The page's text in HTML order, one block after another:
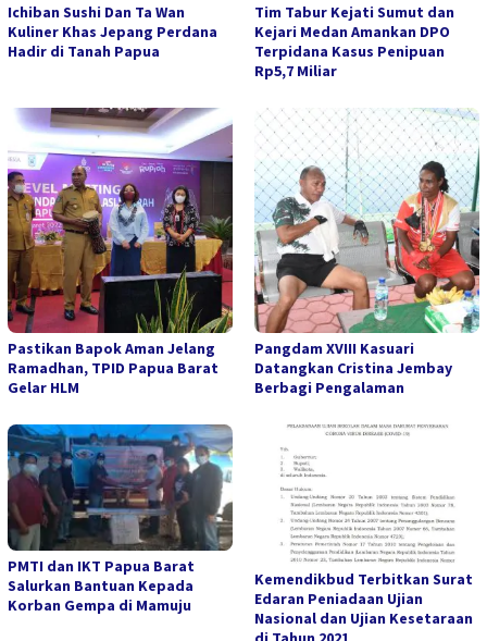
Ichiban Sushi Dan Ta Wan
Kuliner Khas Jepang Perdana
Hadir di Tanah Papua
Tim Tabur Kejati Sumut dan
Kejari Medan Amankan DPO
Terpidana Kasus Penipuan
Rp5,7 Miliar
Pastikan Bapok Aman Jelang
Ramadhan, TPID Papua Barat
Gelar HLM
Pangdam XVIII Kasuari
Datangkan Cristina Jembay
Berbagi Pengalaman
PMTI dan IKT Papua Barat
Salurkan Bantuan Kepada
Korban Gempa di Mamuju
Kemendikbud Terbitkan Surat
Edaran Peniadaan Ujian
Nasional dan Ujian Kesetaraan